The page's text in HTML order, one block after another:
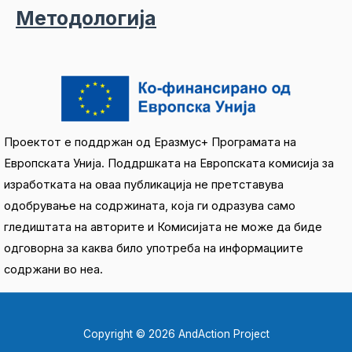
Методологија
Проектот е поддржан од Еразмус+ Програмата на
Европската Унија. Поддршката на Европската комисија за
изработката на оваа публикација не претставува
одобрување на содржината, која ги одразува само
гледиштата на авторите и Комисијата не може да биде
одговорна за каква било употреба на информациите
содржани во неа.
Copyright © 2026 AndAction Project